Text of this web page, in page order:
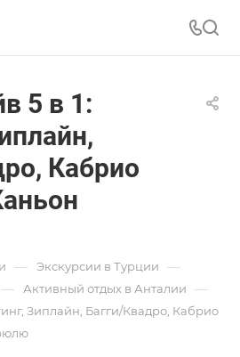
5 в 1:
Кабрио
— Экскурсии в Турции —
— Активный отдых в Анталии —
Зиплайн, Багги/Квадро, Кабрио